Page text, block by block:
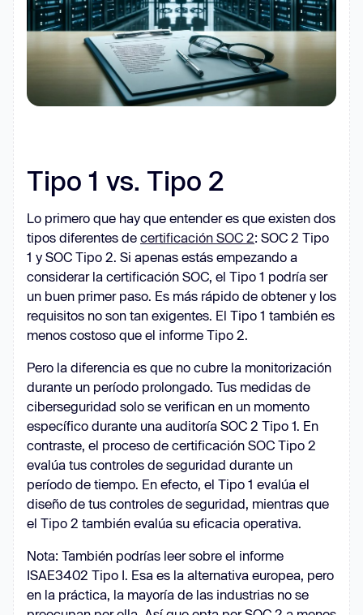
Tipo 1 vs. Tipo 2
Lo primero que hay que entender es que existen dos
tipos diferentes de certificación SOC 2: SOC 2 Tipo
1 y SOC Tipo 2. Si apenas estás empezando a
considerar la certificación SOC, el Tipo 1 podría ser
un buen primer paso. Es más rápido de obtener y los
requisitos no son tan exigentes. El Tipo 1 también es
menos costoso que el informe Tipo 2.
Pero la diferencia es que no cubre la monitorización
durante un período prolongado. Tus medidas de
ciberseguridad solo se verifican en un momento
específico durante una auditoría SOC 2 Tipo 1. En
contraste, el proceso de certificación SOC Tipo 2
evalúa tus controles de seguridad durante un
período de tiempo. En efecto, el Tipo 1 evalúa el
diseño de tus controles de seguridad, mientras que
el Tipo 2 también evalúa su eficacia operativa.
Nota: También podrías leer sobre el informe
ISAE3402 Tipo I. Esa es la alternativa europea, pero
en la práctica, la mayoría de las industrias no se